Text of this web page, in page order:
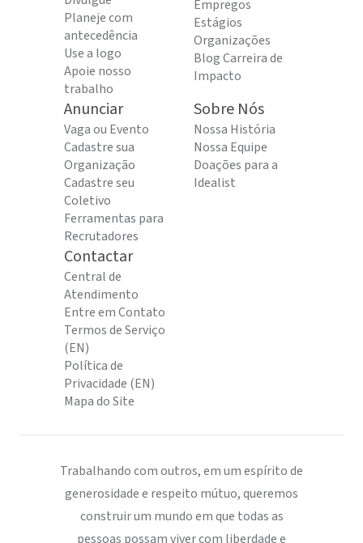
Planeje com
antecedência
Use a logo
Apoie nosso
trabalho
Empregos
Estágios
Organizações
Blog Carreira de
Impacto
Anunciar
Vaga ou Evento
Cadastre sua
Organização
Cadastre seu
Coletivo
Ferramentas para
Recrutadores
Sobre Nós
Nossa História
Nossa Equipe
Doações para a
Idealist
Contactar
Central de
Atendimento
Entre em Contato
Termos de Serviço
(EN)
Política de
Privacidade (EN)
Mapa do Site
Trabalhando com outros, em um espírito de
generosidade e respeito mútuo, queremos
construir um mundo em que todas as
pessoas possam viver com liberdade e